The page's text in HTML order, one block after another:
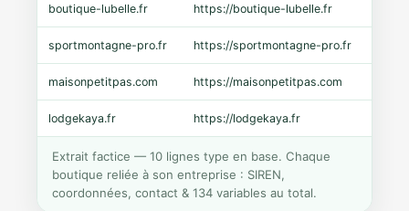
boutique-lubelle.fr https://boutique-lubelle.fr
sportmontagne-pro.fr https://sportmontagne-pro.fr
maisonpetitpas.com https://maisonpetitpas.com
lodgekaya.fr https://lodgekaya.fr
Extrait factice — 10 lignes type en base. Chaque
boutique reliée à son entreprise : SIREN,
coordonnées, contact & 134 variables au total.